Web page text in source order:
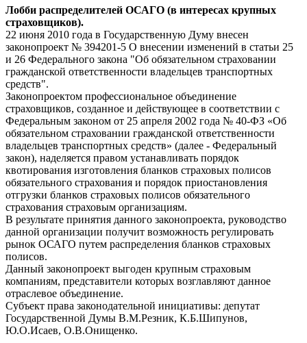
Лобби распределителей ОСАГО (в интересах крупных
страховщиков).
22 июня 2010 года в Государственную Думу внесен
законопроект № 394201-5 О внесении изменений в статьи 25
и 26 Федерального закона "Об обязательном страховании
гражданской ответственности владельцев транспортных
средств".
Законопроектом профессиональное объединение
страховщиков, созданное и действующее в соответствии с
Федеральным законом от 25 апреля 2002 года № 40-ФЗ «Об
обязательном страховании гражданской ответственности
владельцев транспортных средств» (далее - Федеральный
закон), наделяется правом устанавливать порядок
квотирования изготовления бланков страховых полисов
обязательного страхования и порядок приостановления
отгрузки бланков страховых полисов обязательного
страхования страховым организациям.
В результате принятия данного законопроекта, руководство
данной организации получит возможность регулировать
рынок ОСАГО путем распределения бланков страховых
полисов.
Данный законопроект выгоден крупным страховым
компаниям, представители которых возглавляют данное
отраслевое объединение.
Субъект права законодательной инициативы: депутат
Государственной Думы В.М.Резник, К.Б.Шипунов,
Ю.О.Исаев, О.В.Онищенко.